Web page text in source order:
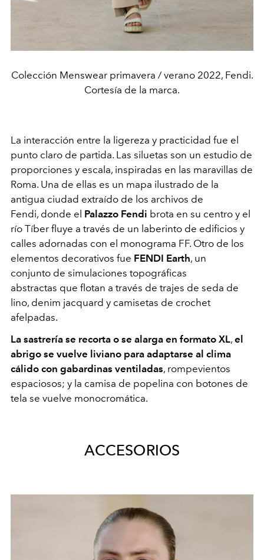
Colección Menswear primavera / verano 2022, Fendi.
Cortesía de la marca.
La interacción entre la ligereza y practicidad fue el
punto claro de partida. Las siluetas son un estudio de
proporciones y escala, inspiradas en las maravillas de
Roma. Una de ellas es un mapa ilustrado de la
antigua ciudad extraído de los archivos de
Fendi, donde el Palazzo Fendi brota en su centro y el
río Tíber fluye a través de un laberinto de edificios y
calles adornadas con el monograma FF. Otro de los
elementos decorativos fue FENDI Earth, un
conjunto de simulaciones topográficas
abstractas que flotan a través de trajes de seda de
lino, denim jacquard y camisetas de crochet
afelpadas.
La sastrería se recorta o se alarga en formato XL, el
abrigo se vuelve liviano para adaptarse al clima
cálido con gabardinas ventiladas, rompevientos
espaciosos; y la camisa de popelina con botones de
tela se vuelve monocromática.
ACCESORIOS